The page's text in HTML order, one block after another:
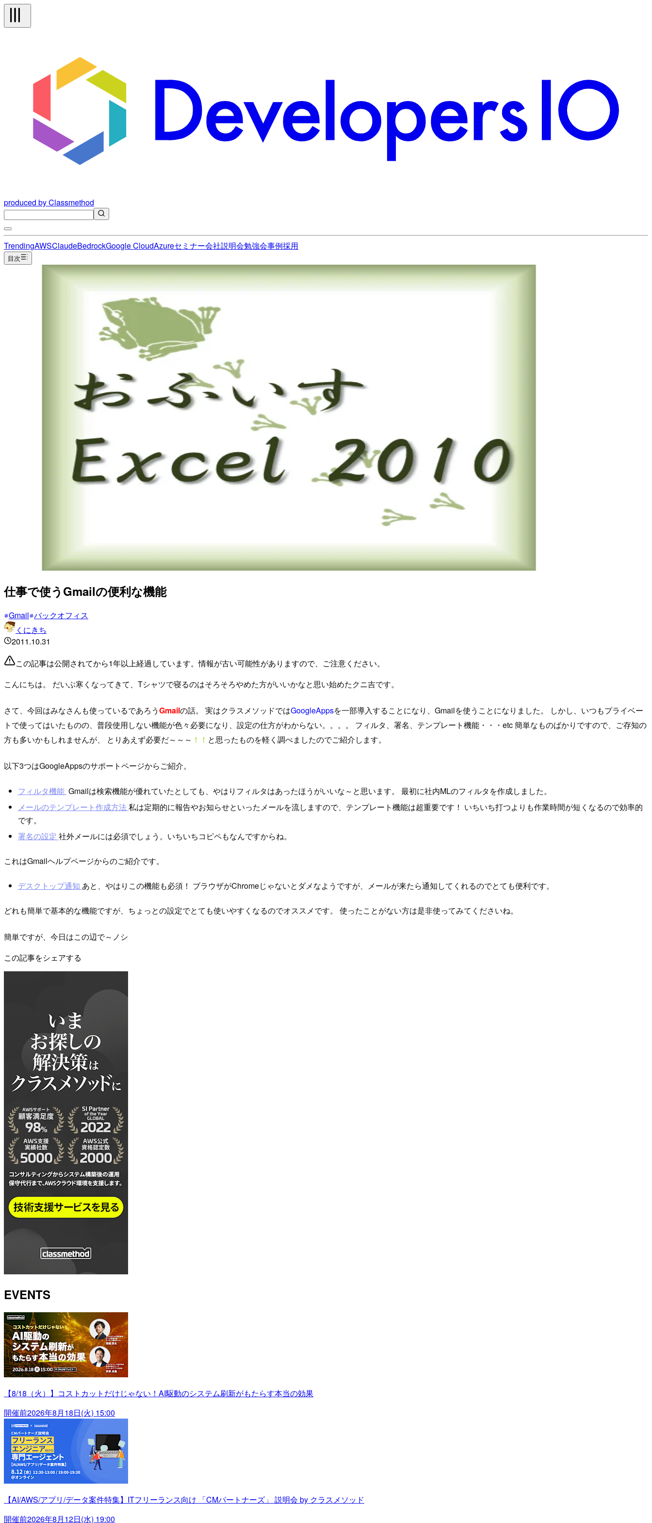
produced by Classmethod
TrendingAWSClaudeBedrockGoogle CloudAzureセミナー会社説明会勉強会事例採用
目次
仕事で使うGmailの便利な機能
Gmail バックオフィス
くにきち
2011.10.31
この記事は公開されてから1年以上経過しています。情報が古い可能性がありますので、ご注意ください。
こんにちは。 だいぶ寒くなってきて、Tシャツで寝るのはそろそろやめた方がいいかなと思い始めたクニ吉です。
さて、今回はみなさんも使っているであろうGmailの話。 実はクラスメソッドではGoogleAppsを一部導入することになり、Gmailを使うことになりました。 しかし、いつもプライベー
トで使ってはいたものの、普段使用しない機能が色々必要になり、設定の仕方がわからない。。。。 フィルタ、署名、テンプレート機能・・・etc 簡単なものばかりですので、ご存知の
方も多いかもしれませんが、 とりあえず必要だ～～～ ！！ と思ったものを軽く調べましたのでご紹介します。
以下3つはGoogleAppsのサポートページからご紹介。
フィルタ機能 Gmailは検索機能が優れていたとしても、やはりフィルタはあったほうがいいな～と思います。 最初に社内MLのフィルタを作成しました。
メールのテンプレート作成方法私は定期的に報告やお知らせといったメールを流しますので、テンプレート機能は超重要です！ いちいち打つよりも作業時間が短くなるので効率的
です。
署名の設定 社外メールには必須でしょう。いちいちコピペもなんですからね。
これはGmailヘルプページからのご紹介です。
デスクトップ通知 あと、やはりこの機能も必須！ ブラウザがChromeじゃないとダメなようですが、メールが来たら通知してくれるのでとても便利です。
どれも簡単で基本的な機能ですが、ちょっとの設定でとても使いやすくなるのでオススメです。 使ったことがない方は是非使ってみてくださいね。
簡単ですが、今日はこの辺で～ノシ
この記事をシェアする
EVENTS
【8/18（火）】コストカットだけじゃない！AI駆動のシステム刷新がもたらす本当の効果
開催前2026年8月18日(火) 15:00
【AI/AWS/アプリ/データ案件特集】ITフリーランス向け 「CMパートナーズ」 説明会 by クラスメソッド
開催前2026年8月12日(水) 19:00